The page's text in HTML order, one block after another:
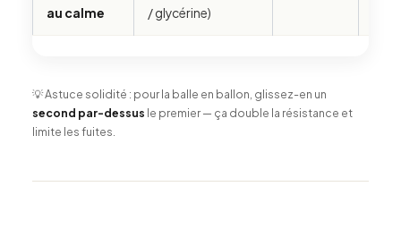
au calme
/ glycérine)
💡 Astuce solidité : pour la balle en ballon, glissez-en un
second par-dessus le premier — ça double la résistance et
limite les fuites.